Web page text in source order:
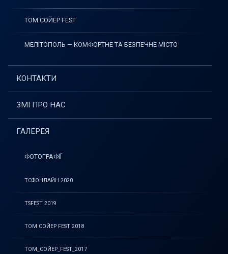
ТОМ СОЙЕР FEST
МЕЛІТОПОЛЬ — КОМФОРТНЕ ТА БЕЗПЕЧНЕ МІСТО
КОНТАКТИ
ЗМІ ПРО НАС
ГАЛЕРЕЯ
ФОТОГРАФІЇ
ТСФОНЛАЙН 2020
TSFEST 2019
ТОМ СОЙЕР FEST 2018
ТОМ_СОЙЕР_FEST_2017